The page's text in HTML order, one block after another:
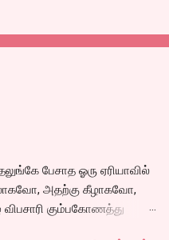
பேசாத ஓரு ஏரியாவில்
அதற்கு கீழாகவோ,
கும்பகோணத்து